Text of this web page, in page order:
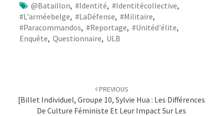
@bataillon, #identité, #identitécollective,
#l'arméebelge, #laDéfense, #militaire,
#paracommandos, #reportage, #unitéd'élite,
Enquête, Questionnaire, ULB
PREVIOUS
[Billet Individuel, Groupe 10, Sylvie Hua : Les Différences
De Culture Féministe Et Leur Impact Sur Les